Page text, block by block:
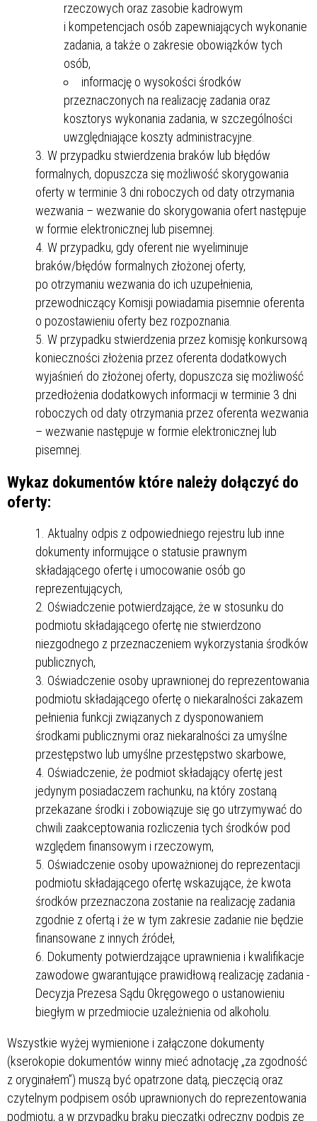
rzeczowych oraz zasobie kadrowym
i kompetencjach osób zapewniających wykonanie
zadania, a także o zakresie obowiązków tych
osób,
informację o wysokości środków
przeznaczonych na realizację zadania oraz
kosztorys wykonania zadania, w szczególności
uwzględniające koszty administracyjne.
W przypadku stwierdzenia braków lub błędów
formalnych, dopuszcza się możliwość skorygowania
oferty w terminie 3 dni roboczych od daty otrzymania
wezwania – wezwanie do skorygowania ofert następuje
w formie elektronicznej lub pisemnej.
W przypadku, gdy oferent nie wyeliminuje
braków/błędów formalnych złożonej oferty,
po otrzymaniu wezwania do ich uzupełnienia,
przewodniczący Komisji powiadamia pisemnie oferenta
o pozostawieniu oferty bez rozpoznania.
W przypadku stwierdzenia przez komisję konkursową
konieczności złożenia przez oferenta dodatkowych
wyjaśnień do złożonej oferty, dopuszcza się możliwość
przedłożenia dodatkowych informacji w terminie 3 dni
roboczych od daty otrzymania przez oferenta wezwania
– wezwanie następuje w formie elektronicznej lub
pisemnej.
Wykaz dokumentów które należy dołączyć do
oferty:
Aktualny odpis z odpowiedniego rejestru lub inne
dokumenty informujące o statusie prawnym
składającego ofertę i umocowanie osób go
reprezentujących,
Oświadczenie potwierdzające, że w stosunku do
podmiotu składającego ofertę nie stwierdzono
niezgodnego z przeznaczeniem wykorzystania środków
publicznych,
Oświadczenie osoby uprawnionej do reprezentowania
podmiotu składającego ofertę o niekaralności zakazem
pełnienia funkcji związanych z dysponowaniem
środkami publicznymi oraz niekaralności za umyślne
przestępstwo lub umyślne przestępstwo skarbowe,
Oświadczenie, że podmiot składający ofertę jest
jedynym posiadaczem rachunku, na który zostaną
przekazane środki i zobowiązuje się go utrzymywać do
chwili zaakceptowania rozliczenia tych środków pod
względem finansowym i rzeczowym,
Oświadczenie osoby upoważnionej do reprezentacji
podmiotu składającego ofertę wskazujące, że kwota
środków przeznaczona zostanie na realizację zadania
zgodnie z ofertą i że w tym zakresie zadanie nie będzie
finansowane z innych źródeł,
Dokumenty potwierdzające uprawnienia i kwalifikacje
zawodowe gwarantujące prawidłową realizację zadania -
Decyzja Prezesa Sądu Okręgowego o ustanowieniu
biegłym w przedmiocie uzależnienia od alkoholu.
Wszystkie wyżej wymienione i załączone dokumenty
(kserokopie dokumentów winny mieć adnotację „za zgodność
z oryginałem”) muszą być opatrzone datą, pieczęcią oraz
czytelnym podpisem osób uprawnionych do reprezentowania
podmiotu, a w przypadku braku pieczątki odręczny podpis ze